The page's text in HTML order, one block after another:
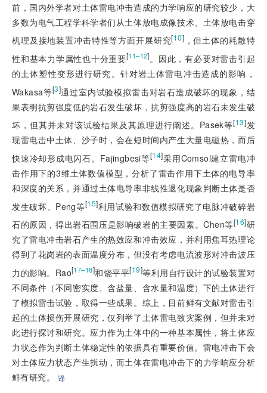
前，国内外学者对土体雷电冲击造成的力学响应的研究较少，大
多数为电气工程学科学者们从土体放电成像技术、土体放电击穿
机理及接地装置冲击特性等方面开展研究[10] ，但土体的耗散特
性和基本力学属性也十分重要[11–12]。因此，有必要对雷击引起
的土体塑性变形进行研究。针对岩土体雷电冲击造成的影响，
Wakasa等[3]通过室内试验模拟雷击对岩石造成破坏的现象，结
果表明抗剪强度低的岩石发生破坏，抗剪强度高的岩石未发生破
坏，但其并未对该试验结果及其原理进行阐述。Pasek等[13]发
现雷电击中土体、沙子时，会在短时间内产生大量电磁热，而后
快速冷却形成电闪石。Fajingbesi等[14]采用Comsol建立雷电冲
击作用下的3维土体数值模型，分析了雷击作用下土体的电导率
和深度的关系，并通过土体电导率非线性退化现象判断土体是否
发生破坏。Peng等[15]利用试验和数值模拟研究了电脉冲破碎岩
石的原因，得出岩石围压是影响破岩的主要因素。Chen等[16]研
究了雷电冲击岩石产生的热效应和冲击效应，并利用焦耳热理论
得到了花岗岩的表面温度分布，但没有考虑电流波形对冲击波压
力的影响。Rao[17–18]和饶平平[19]等利用自行设计的试验装置对
不同条件（不同密实度、含盐量、含水量和温度）下的土体进行
了模拟雷击试验，取得一些成果。综上，目前鲜有文献对雷击引
起的土体损伤开展研究，仅列举了土体雷电致灾案例，但并未对
此进行探讨和研究。应力作为土体中的一种基本属性，将土体应
力状态作为判断土体稳定性的依据具有重要价值。雷电冲击下会
对土体应力状态产生扰动，而土体在雷电冲击下的力学响应分析
鲜有研究。
译